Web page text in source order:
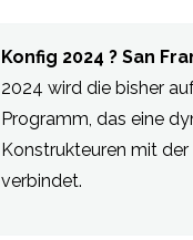
Konfig 2024 ? San
2024 wird die bisher
Programm, das eine
Konstrukteuren mit
verbindet.